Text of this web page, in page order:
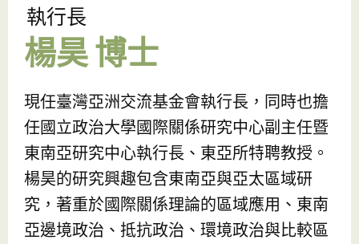
執行長
楊昊 博士
現任臺灣亞洲交流基金會執行長，同時也擔
任國立政治大學國際關係研究中心副主任暨
東南亞研究中心執行長、東亞所特聘教授。
楊昊的研究興趣包含東南亞與亞太區域研
究，著重於國際關係理論的區域應用、東南
亞邊境政治、抵抗政治、環境政治與比較區